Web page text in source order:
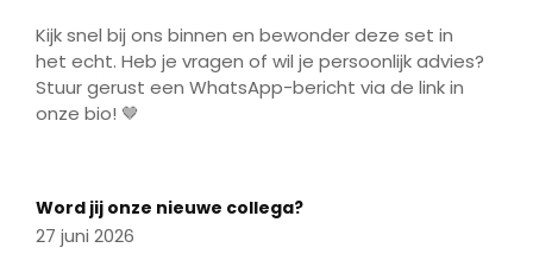
Kijk snel bij ons binnen en bewonder deze set in
het echt. Heb je vragen of wil je persoonlijk advies?
Stuur gerust een WhatsApp-bericht via de link in
onze bio! 🤎
Play
Word jij onze nieuwe collega?
27 juni 2026